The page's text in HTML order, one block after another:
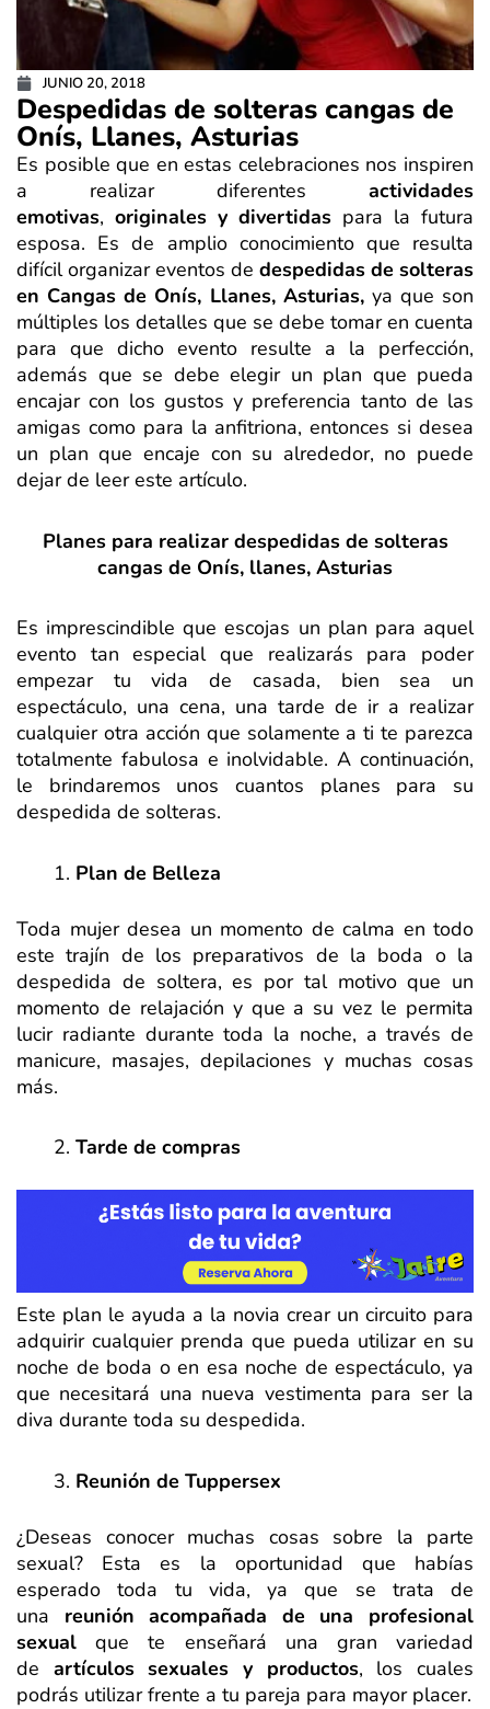
JUNIO 20, 2018
Despedidas de solteras cangas de
Onís, Llanes, Asturias
Es posible que en estas celebraciones nos inspiren
a realizar diferentes actividades
emotivas, originales y divertidas para la futura
esposa. Es de amplio conocimiento que resulta
difícil organizar eventos de despedidas de solteras
en Cangas de Onís, Llanes, Asturias, ya que son
múltiples los detalles que se debe tomar en cuenta
para que dicho evento resulte a la perfección,
además que se debe elegir un plan que pueda
encajar con los gustos y preferencia tanto de las
amigas como para la anfitriona, entonces si desea
un plan que encaje con su alrededor, no puede
dejar de leer este artículo.
Planes para realizar despedidas de solteras
cangas de Onís, llanes, Asturias
Es imprescindible que escojas un plan para aquel
evento tan especial que realizarás para poder
empezar tu vida de casada, bien sea un
espectáculo, una cena, una tarde de ir a realizar
cualquier otra acción que solamente a ti te parezca
totalmente fabulosa e inolvidable. A continuación,
le brindaremos unos cuantos planes para su
despedida de solteras.
Plan de Belleza
Toda mujer desea un momento de calma en todo
este trajín de los preparativos de la boda o la
despedida de soltera, es por tal motivo que un
momento de relajación y que a su vez le permita
lucir radiante durante toda la noche, a través de
manicure, masajes, depilaciones y muchas cosas
más.
Tarde de compras
Este plan le ayuda a la novia crear un circuito para
adquirir cualquier prenda que pueda utilizar en su
noche de boda o en esa noche de espectáculo, ya
que necesitará una nueva vestimenta para ser la
diva durante toda su despedida.
Reunión de Tuppersex
¿Deseas conocer muchas cosas sobre la parte
sexual? Esta es la oportunidad que habías
esperado toda tu vida, ya que se trata de
una reunión acompañada de una profesional
sexual que te enseñará una gran variedad
de artículos sexuales y productos, los cuales
podrás utilizar frente a tu pareja para mayor placer.